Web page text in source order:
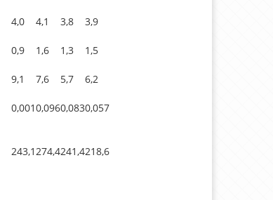
4,0
0,9
9,1
0,001
4,1
1,6
7,6
0,096
3,8
1,3
5,7
0,083
3,9
1,5
6,2
0,057
243,1274,4241,4218,6